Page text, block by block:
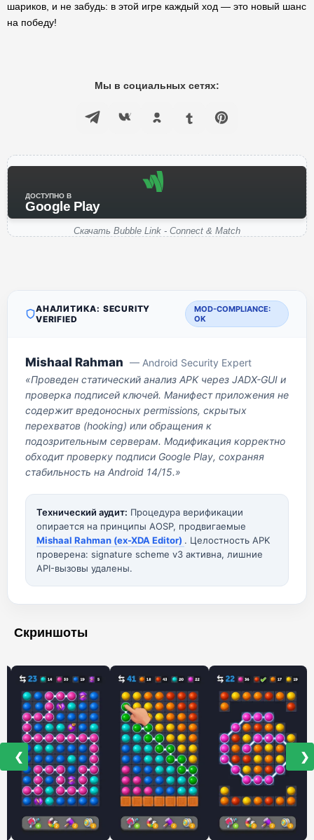
шариков, и не забудь: в этой игре каждый ход — это новый шанс
на победу!
Мы в социальных сетях:
ДОСТУПНО В
Google Play
Скачать Bubble Link - Connect & Match
АНАЛИТИКА: SECURITY
VERIFIED
MOD-COMPLIANCE:
OK
Mishaal Rahman — Android Security Expert
«Проведен статический анализ APK через JADX-GUI и
проверка подписей ключей. Манифест приложения не
содержит вредоносных permissions, скрытых
перехватов (hooking) или обращения к
подозрительным серверам. Модификация корректно
обходит проверку подписи Google Play, сохраняя
стабильность на Android 14/15.»
Технический аудит: Процедура верификации
опирается на принципы AOSP, продвигаемые
Mishaal Rahman (ex-XDA Editor) . Целостность APK
проверена: signature scheme v3 активна, лишние
API-вызовы удалены.
Скриншоты
❮ ❯